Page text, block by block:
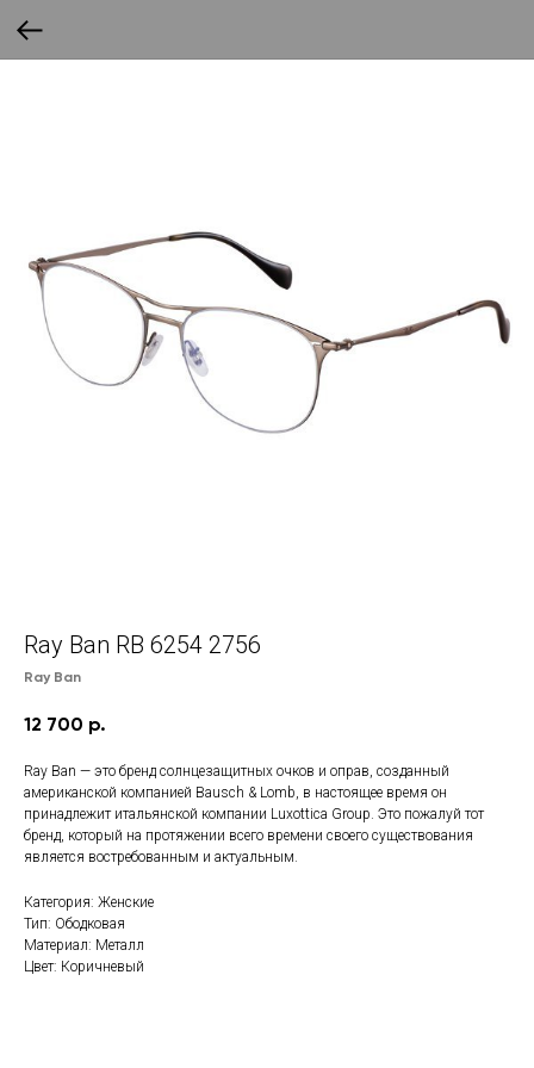
Ray Ban RB 6254 2756
Ray Ban
12 700 р.
Ray Ban — это бренд солнцезащитных очков и оправ, созданный
американской компанией Bausch & Lomb, в настоящее время он
принадлежит итальянской компании Luxottica Group. Это пожалуй тот
бренд, который на протяжении всего времени своего существования
является востребованным и актуальным.
Категория: Женские
Тип: Ободковая
Материал: Металл
Цвет: Коричневый